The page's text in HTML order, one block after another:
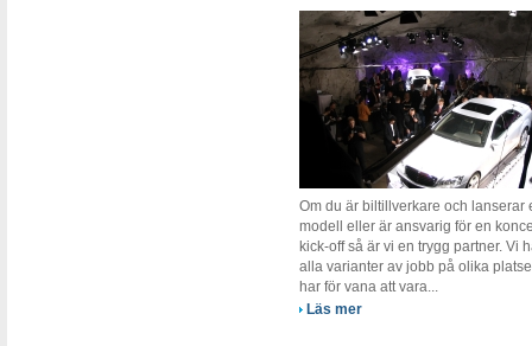
Om du är biltillverkare och lanserar
modell eller är ansvarig för en
kick-off så är vi en trygg partner. Vi
alla varianter av jobb på olika
har för vana att vara...
Läs mer